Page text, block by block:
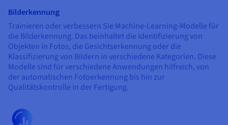
Bilderkennung
Trainieren oder verbessern Sie Machine-Learning-Modelle für
die Bilderkennung. Das beinhaltet die Identifizierung von
Objekten in Fotos, die Gesichtserkennung oder die
Klassifizierung von Bildern in verschiedene Kategorien. Diese
Modelle sind für verschiedene Anwendungen hilfreich, von
der automatischen Fotoerkennung bis hin zur
Qualitätskontrolle in der Fertigung.